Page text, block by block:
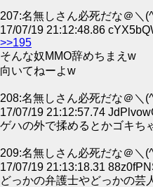
207:名無しさん必死だな＠＼
17/07/19 21:12:48.86
>>195
そんな奴MMO辞めちまえw
向いてねーよw
208:名無しさん必死だな＠＼
17/07/19 21:12:57.74
ゲハの外で揉めるとかゴキち
209:名無しさん必死だな＠＼
17/07/19 21:13:18.31
どっかの弁護士やどっかの芸